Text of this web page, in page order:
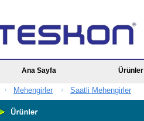
Ana Sayfa Ürünler
Mehengirler Saatli Mehengirler